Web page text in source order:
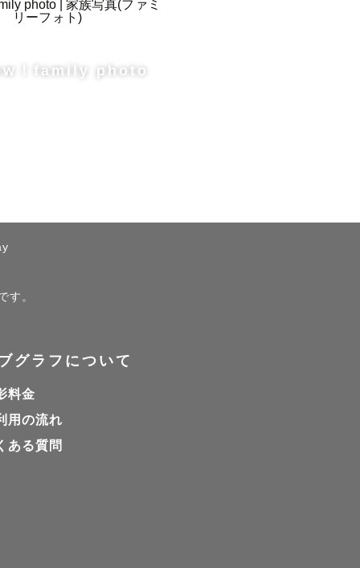
！family photo
す。
グラフについて
料金
用の流れ
ある質問